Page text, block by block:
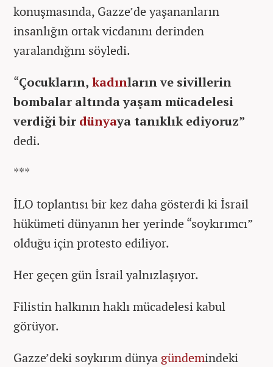
konuşmasında, Gazze’de yaşananların
insanlığın ortak vicdanını derinden
yaralandığını söyledi.
“Çocukların, kadınların ve sivillerin
bombalar altında yaşam mücadelesi
verdiği bir dünyaya tanıklık ediyoruz”
dedi.
***
İLO toplantısı bir kez daha gösterdi ki İsrail
hükümeti dünyanın her yerinde “soykırımcı”
olduğu için protesto ediliyor.
Her geçen gün İsrail yalnızlaşıyor.
Filistin halkının haklı mücadelesi kabul
görüyor.
Gazze’deki soykırım dünya gündemindeki